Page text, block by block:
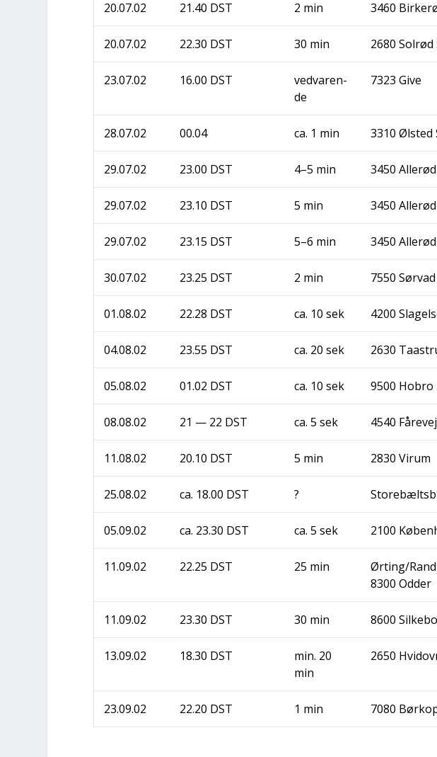
20.07.02 21.40 DST 2 min 3460
20.07.02 22.30 DST 30 min 2680 Sol­rød
23.07.02 16.00 DST
ved­va­ren­
de
7323 Give
28.07.02 00.04 ca. 1 min 3310 Ølsted
29.07.02 23.00 DST 4–5 min 3450 Alle­rød
29.07.02 23.10 DST 5 min 3450 Alle­rød
29.07.02 23.15 DST 5–6 min 3450 Alle­rød
30.07.02 23.25 DST 2 min 7550 Sør­vad
01.08.02 22.28 DST ca. 10 sek 4200
04.08.02 23.55 DST ca. 20 sek 2630
05.08.02 01.02 DST ca. 10 sek 9500 Hobro
08.08.02 21 — 22 DST ca. 5 sek 4540
11.08.02 20.10 DST 5 min 2830 Virum
25.08.02 ca. 18.00 DST ?
05.09.02 ca. 23.30 DST ca. 5 sek 2100
11.09.02 22.25 DST 25 min
Ørting/
8300 Odder
11.09.02 23.30 DST 30 min 8600
13.09.02 18.30 DST
min. 20
min
2650
23.09.02 22.20 DST 1 min 7080